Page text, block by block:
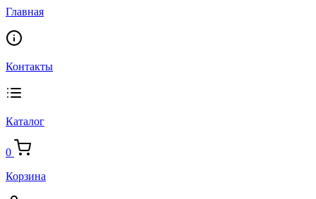
Главная
Контакты
Каталог
0
Корзина